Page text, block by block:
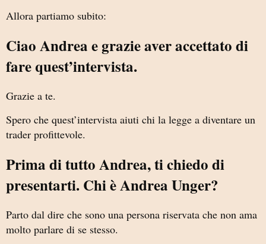
Allora partiamo subito:
Ciao Andrea e grazie aver accettato di
fare quest’intervista.
Grazie a te.
Spero che quest’intervista aiuti chi la legge a diventare un
trader profittevole.
Prima di tutto Andrea, ti chiedo di
presentarti. Chi è Andrea Unger?
Parto dal dire che sono una persona riservata che non ama
molto parlare di se stesso.